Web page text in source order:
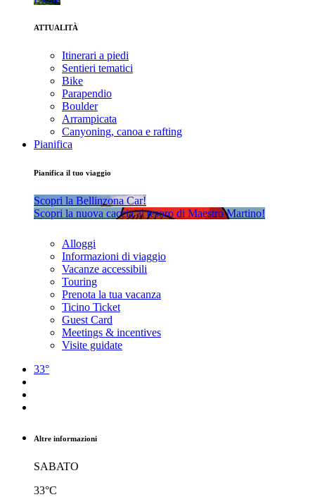
ATTUALITÀ
Itinerari a piedi
Sentieri tematici
Bike
Parapendio
Boulder
Arrampicata
Canyoning, canoa e rafting
Pianifica
Pianifica il tuo viaggio
Scopri la Bellinzona Car!
Scopri la nuova caccia al tesoro di Maestro Martino!
Alloggi
Informazioni di viaggio
Vacanze accessibili
Touring
Prenota la tua vacanza
Ticino Ticket
Guest Card
Meetings & incentives
Visite guidate
33°
Altre informazioni
SABATO
33°C